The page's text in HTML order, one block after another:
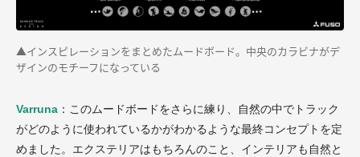
▲インスピレーションをまとめたムードボード。中央のカラビナがデ
ザインのモチーフになっている
Varruna ：このムードボードをさらに練り、自然の中でトラック
がどのように使われているかがわかるような最終コンセプトを定
めました。エクステリアはもちろんのこと、インテリアも自然と